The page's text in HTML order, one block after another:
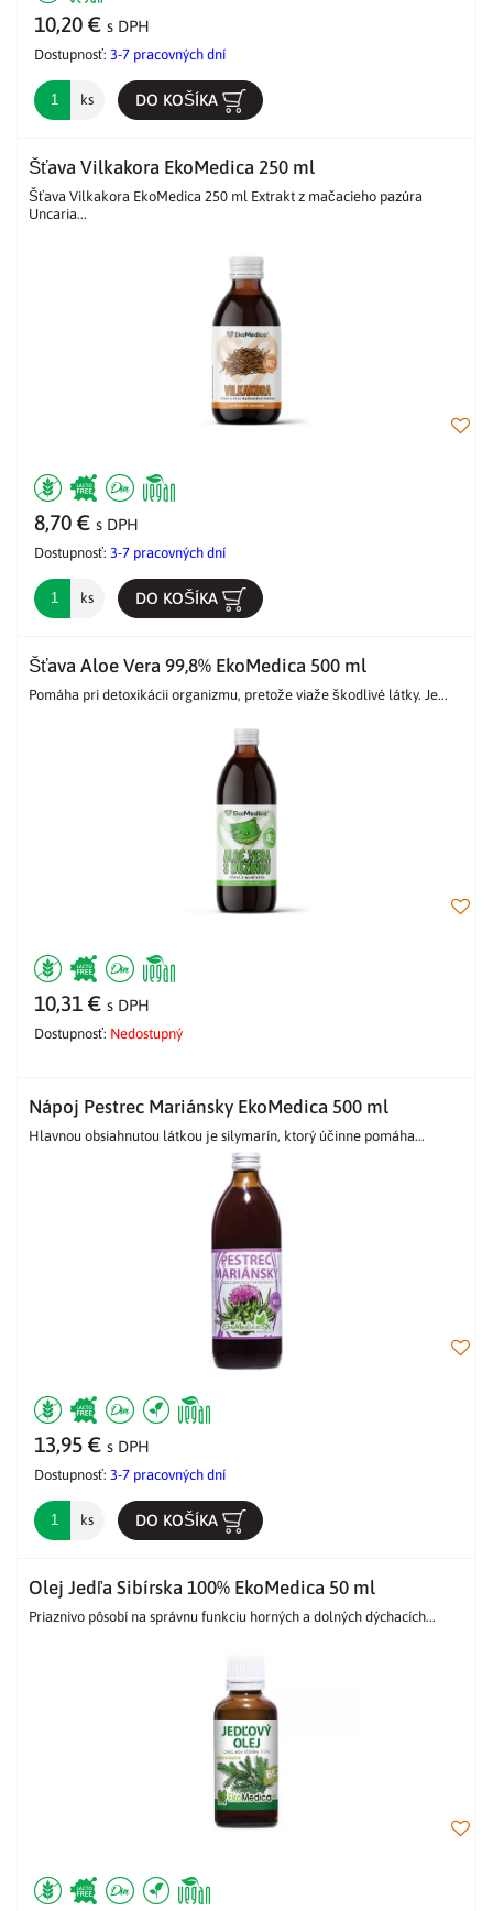
10,20 € s DPH
Dostupnosť: 3-7 pracovných dní
ks DO KOŠÍKA
Šťava Vilkakora EkoMedica 250 ml
Šťava Vilkakora EkoMedica 250 ml Extrakt z mačacieho pazúra
Uncaria...
8,70 € s DPH
Dostupnosť: 3-7 pracovných dní
ks DO KOŠÍKA
Šťava Aloe Vera 99,8% EkoMedica 500 ml
Pomáha pri detoxikácii organizmu, pretože viaže škodlivé látky. Je...
10,31 € s DPH
Dostupnosť: Nedostupný
Nápoj Pestrec Mariánsky EkoMedica 500 ml
Hlavnou obsiahnutou látkou je silymarín, ktorý účinne pomáha...
13,95 € s DPH
Dostupnosť: 3-7 pracovných dní
ks DO KOŠÍKA
Olej Jedľa Sibírska 100% EkoMedica 50 ml
Priaznivo pôsobí na správnu funkciu horných a dolných dýchacích...